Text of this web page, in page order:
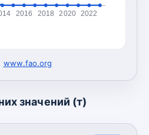
2016 2018 2020 2022
www.fao.org
значений (т)